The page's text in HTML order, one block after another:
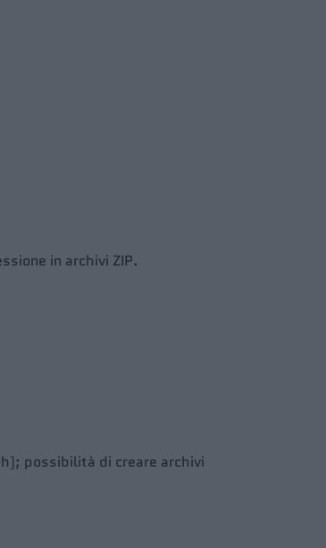
in archivi ZIP.
possibilità di creare archivi